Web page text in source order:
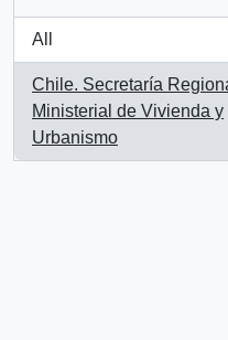
All
Chile. Secretaría
Ministerial de Vivienda y
Urbanismo
, 1 results